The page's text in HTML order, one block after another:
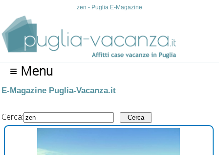
zen - Puglia E-Magazine
≡ Menu
E-Magazine Puglia-Vacanza.it
Cerca: